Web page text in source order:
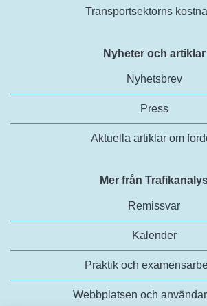
Transportsektorns
Nyheter och artiklar
Nyhetsbrev
Press
Aktuella artiklar om
Mer från
Remissvar
Kalender
Praktik och
Webbplatsen och